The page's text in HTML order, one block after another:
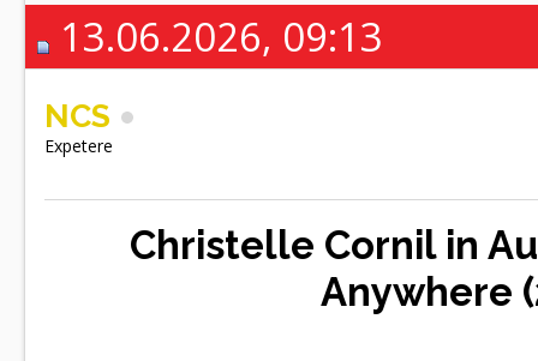
13.06.2026, 09:13
NCS
Expetere
Christelle Cornil in
Anywhere